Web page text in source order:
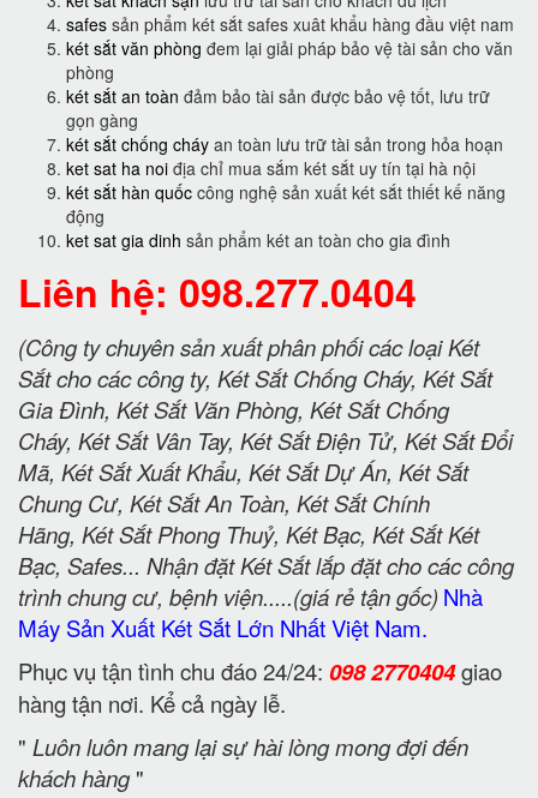
safes sản phẩm két sắt safes xuât khẩu hàng đầu việt nam
két sắt văn phòng đem lại giải pháp bảo vệ tài sản cho văn
phòng
két sắt an toàn đảm bảo tài sản được bảo vệ tốt, lưu trữ
gọn gàng
két sắt chống cháy an toàn lưu trữ tài sản trong hỏa hoạn
ket sat ha noi địa chỉ mua sắm két sắt uy tín tại hà nội
két sắt hàn quốc công nghệ sản xuất két sắt thiết kế năng
động
ket sat gia dinh sản phẩm két an toàn cho gia đình
Liên hệ: 098.277.0404
(Công ty chuyên sản xuất phân phối các loại Két
Sắt cho các công ty, Két Sắt Chống Cháy, Két Sắt
Gia Đình, Két Sắt Văn Phòng, Két Sắt Chống
Cháy, Két Sắt Vân Tay, Két Sắt Điện Tử, Két Sắt Đổi
Mã, Két Sắt Xuất Khẩu, Két Sắt Dự Án, Két Sắt
Chung Cư, Két Sắt An Toàn, Két Sắt Chính
Hãng, Két Sắt Phong Thuỷ, Két Bạc, Két Sắt Két
Bạc, Safes... Nhận đặt Két Sắt lắp đặt cho các công
trình chung cư, bệnh viện.....(giá rẻ tận gốc) Nhà
Máy Sản Xuất Két Sắt Lớn Nhất Việt Nam.
Phục vụ tận tình chu đáo 24/24: 098 2770404giao
hàng tận nơi. Kể cả ngày lễ.
" Luôn luôn mang lại sự hài lòng mong đợi đến
khách hàng"